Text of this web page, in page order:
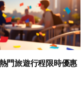
門旅遊行程限時優惠